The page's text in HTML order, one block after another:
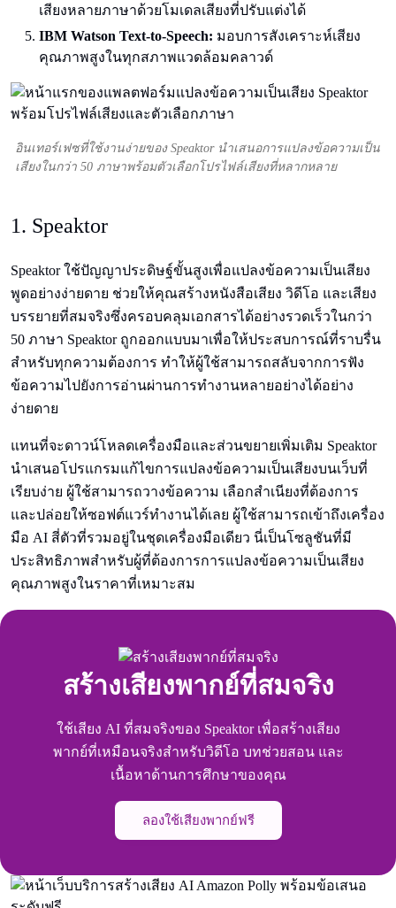
เสียงหลายภาษาด้วยโมเดลเสียงที่ปรับแต่งได้
IBM Watson Text-to-Speech: มอบการสังเคราะห์เสียง
คุณภาพสูงในทุกสภาพแวดล้อมคลาวด์
อินเทอร์เฟซที่ใช้งานง่ายของ Speaktor นำเสนอการแปลงข้อความเป็น
เสียงในกว่า 50 ภาษาพร้อมตัวเลือกโปรไฟล์เสียงที่หลากหลาย
1. Speaktor
Speaktor ใช้ปัญญาประดิษฐ์ขั้นสูงเพื่อแปลงข้อความเป็นเสียง
พูดอย่างง่ายดาย ช่วยให้คุณสร้างหนังสือเสียง วิดีโอ และเสียง
บรรยายที่สมจริงซึ่งครอบคลุมเอกสารได้อย่างรวดเร็วในกว่า
50 ภาษา Speaktor ถูกออกแบบมาเพื่อให้ประสบการณ์ที่ราบรื่น
สำหรับทุกความต้องการ ทำให้ผู้ใช้สามารถสลับจากการฟัง
ข้อความไปยังการอ่านผ่านการทำงานหลายอย่างได้อย่าง
ง่ายดาย
แทนที่จะดาวน์โหลดเครื่องมือและส่วนขยายเพิ่มเติม Speaktor
นำเสนอโปรแกรมแก้ไขการแปลงข้อความเป็นเสียงบนเว็บที่
เรียบง่าย ผู้ใช้สามารถวางข้อความ เลือกสำเนียงที่ต้องการ
และปล่อยให้ซอฟต์แวร์ทำงานได้เลย ผู้ใช้สามารถเข้าถึงเครื่อง
มือ AI สี่ตัวที่รวมอยู่ในชุดเครื่องมือเดียว นี่เป็นโซลูชันที่มี
ประสิทธิภาพสำหรับผู้ที่ต้องการการแปลงข้อความเป็นเสียง
คุณภาพสูงในราคาที่เหมาะสม
สร้างเสียงพากย์ที่สมจริง
ใช้เสียง AI ที่สมจริงของ Speaktor เพื่อสร้างเสียง
พากย์ที่เหมือนจริงสําหรับวิดีโอ บทช่วยสอน และ
เนื้อหาด้านการศึกษาของคุณ
ลองใช้เสียงพากย์ฟรี